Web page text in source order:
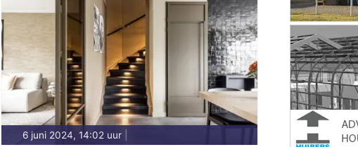
6 juni 2024, 14:02 uur|